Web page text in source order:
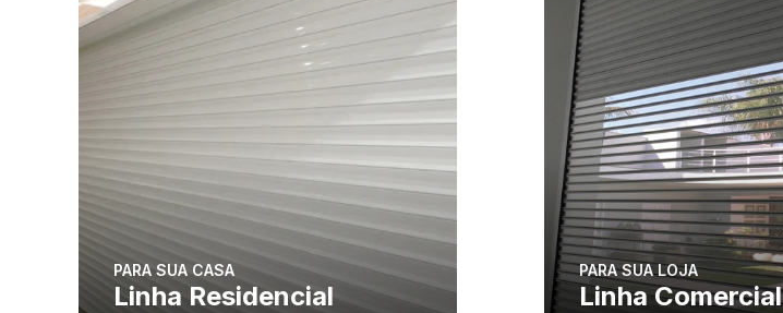
PARA SUA CASA
Linha Residencial
PARA SUA LOJA
Linha Comercial